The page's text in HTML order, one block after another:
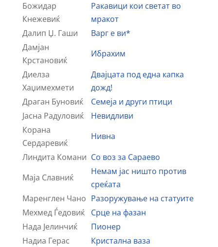
Божидар
Кнежевиќ
Ракавици кои светат во
мракот
Далип Џ. Гаши
Варг е ви*
Дамјан
Крстановиќ
Ибрахим
Диелза
Хаџимехмети
Двајцата под една капка
дожд!
Драган Буновиќ
Семеја и други птици
Јасна Радуловиќ
Невидливи
Корана
Сердаревиќ
Нивна
Линдита Комани Со воз за Сараево
Маја Славниќ
Немам јас ништо против
среќата
Маренглен Чано Разоружување на статуите
Мехмед Ѓедовиќ
Срце на фазан
Нада Јелинчиќ
Пионер
Надиа Герас
Кристална ваза